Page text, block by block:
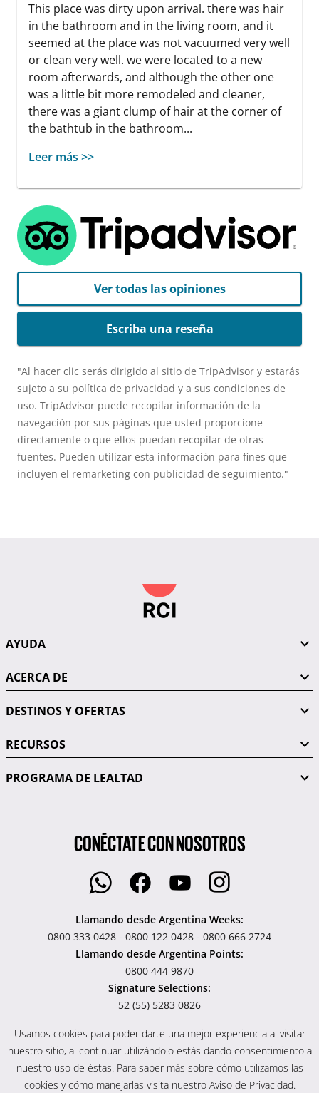
This place was dirty upon arrival. there was hair
in the bathroom and in the living room, and it
seemed at the place was not vacuumed very well
or clean very well. we were located to a new
room afterwards, and although the other one
was a little bit more remodeled and cleaner,
there was a giant clump of hair at the corner of
the bathtub in the bathroom...
Leer más >>
Ver todas las opiniones
Escriba una reseña
"Al hacer clic serás dirigido al sitio de TripAdvisor y estarás
sujeto a su política de privacidad y a sus condiciones de
uso. TripAdvisor puede recopilar información de la
navegación por sus páginas que usted proporcione
directamente o que ellos puedan recopilar de otras
fuentes. Pueden utilizar esta información para fines que
incluyen el remarketing con publicidad de seguimiento."
AYUDA
ACERCA DE
DESTINOS Y OFERTAS
RECURSOS
PROGRAMA DE LEALTAD
CONÉCTATE CON NOSOTROS
Llamando desde Argentina Weeks:
0800 333 0428 - 0800 122 0428 - 0800 666 2724
Llamando desde Argentina Points:
0800 444 9870
Signature Selections:
52 (55) 5283 0826
Usamos cookies para poder darte una mejor experiencia al visitar
nuestro sitio, al continuar utilizándolo estás dando consentimiento a
nuestro uso de éstas. Para saber más sobre cómo utilizamos las
cookies y cómo manejarlas visita nuestro Aviso de Privacidad.